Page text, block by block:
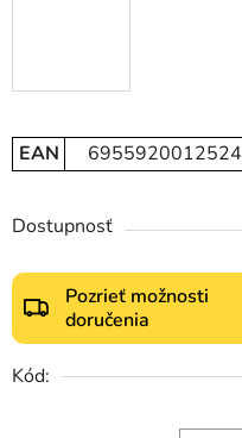
EAN 6955920012524
Dostupnosť
Pozrieť možnosti
doručenia
Kód: